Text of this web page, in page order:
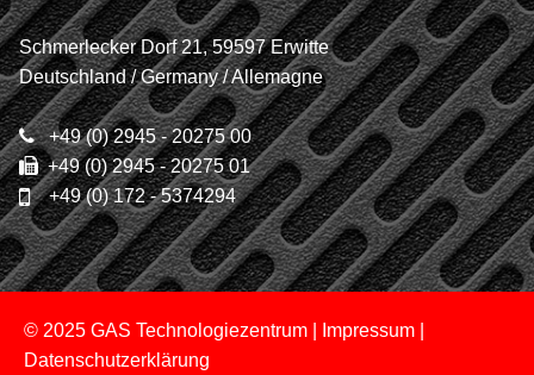
Schmerlecker Dorf 21, 59597 Erwitte
Deutschland / Germany / Allemagne
+49 (0) 2945 - 20275 00
+49 (0) 2945 - 20275 01
+49 (0) 172 - 5374294
© 2025 GAS Technologiezentrum | Impressum
Datenschutzerklärung